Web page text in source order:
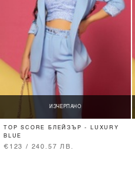
ИЗЧЕРПАНО
TOP SCORE БЛЕЙЗЪР - LUXURY
BLUE
€123 / 240.57 ЛВ.